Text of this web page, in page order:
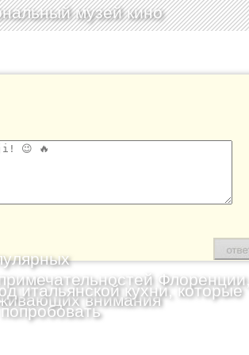
музей кино
Флоренции,
внимания
итальянской кухни, которые